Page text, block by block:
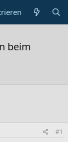
beim
#1